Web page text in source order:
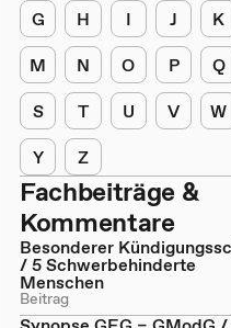
G
H I J K
M
N O P Q
S
T U V W
Y
Z
Fachbeiträge &
Kommentare
Besonderer
/ 5 Schwerbehinderte
Menschen
Beitrag